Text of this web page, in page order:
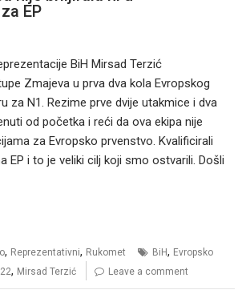
EP
BiH Mirsad Terzić
Zmajeva u prva dva kola Evropskog
za N1. Rezime prve dvije utakmice i dva
od početka i reći da ova ekipa nije
za Evropsko prvenstvo. Kvalificirali
EP i to je veliki cilj koji smo ostvarili. Došli
, Reprezentativni, Rukomet BiH, Evropsko
, Mirsad Terzić Leave a comment